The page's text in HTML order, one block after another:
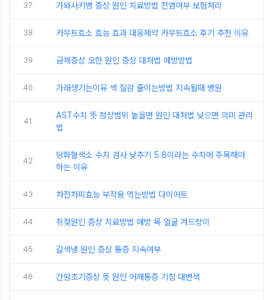
37 가와사키병 증상 원인 치료방법 전염여부 보험처리
38 카무트효소 효능 효과 대웅제약 카무트효소 후기 추천 이유
39 급체증상 오한 원인 증상 대처법 예방방법
40 가래생기는이유 색 질감 줄이는방법 지속될때 병원
41
AST수치 뜻 정상범위 높을면 원인 대처법 낮으면 의미 관리
법
42
당화혈색소 수치 검사 낮추기 5.8이라는 수치에 주목해야
하는 이유
43 차전차피효능 부작용 먹는방법 다이어트
44 쥐젖원인 증상 치료방법 예방 목 얼굴 겨드랑이
45 갈색냉 원인 증상 통증 지속여부
46 간암초기증상 뜻 원인 어깨통증 기침 대변색